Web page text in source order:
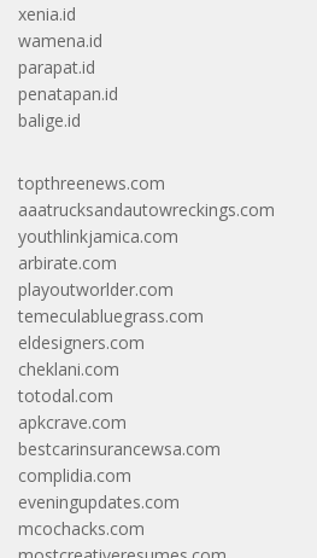
xenia.id
wamena.id
parapat.id
penatapan.id
balige.id
topthreenews.com
aaatrucksandautowreckings.com
youthlinkjamica.com
arbirate.com
playoutworlder.com
temeculabluegrass.com
eldesigners.com
cheklani.com
totodal.com
apkcrave.com
bestcarinsurancewsa.com
complidia.com
eveningupdates.com
mcochacks.com